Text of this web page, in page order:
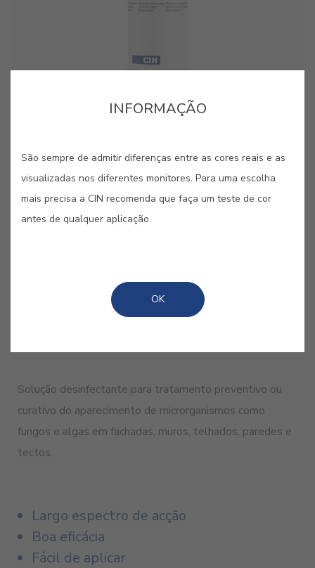
PARTILHAR
Solução desinfectante para tratamento preventivo ou
curativo do aparecimento de microrganismos como
fungos e algas em fachadas, muros, telhados, paredes e
tectos.
Largo espectro de acção
Boa eficácia
Fácil de aplicar
bastante úteis quando se pretende “pintar antes de pintar”.
bastante úteis quando se pretende “pintar antes de pintar”.
INFORMAÇÃO
São sempre de admitir diferenças entre as cores reais e as
visualizadas nos diferentes monitores. Para uma escolha
mais precisa a CIN recomenda que faça um teste de cor
antes de qualquer aplicação.
OK